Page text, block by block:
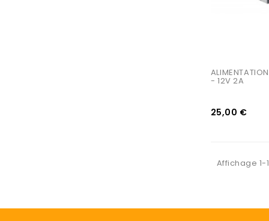
- 12V 2A
25,00 €
Affichage 1-